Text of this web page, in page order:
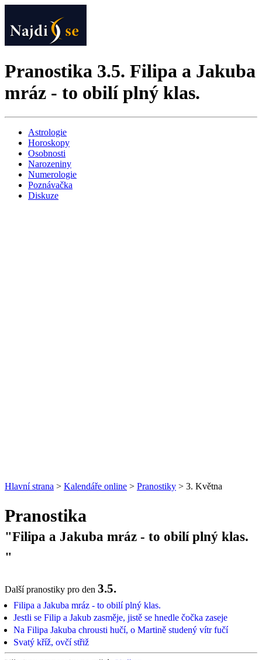
Pranostika 3.5. Filipa a Jakuba
mráz - to obilí plný klas.
Astrologie
Horoskopy
Osobnosti
Narozeniny
Numerologie
Poznávačka
Diskuze
Hlavní strana > Kalendáře online > Pranostiky > 3. Května
Pranostika
"Filipa a Jakuba mráz - to obilí plný klas.
"
Další pranostiky pro den 3.5.
Filipa a Jakuba mráz - to obilí plný klas.
Jestli se Filip a Jakub zasměje, jistě se hnedle čočka zaseje
Na Filipa Jakuba chrousti hučí, o Martině studený vítr fučí
Svatý kříž, ovčí střiž